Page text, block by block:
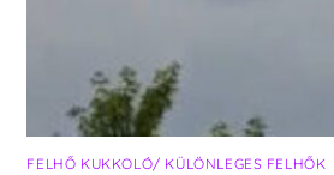
FELHŐ KUKKOLÓ/ KÜLÖNLEGES FELHŐK